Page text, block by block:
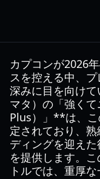
カプコンが2026
スを控える中、
深みに目を向け
マタ）の「強く
Plus）」**は、
定されており、
ディングを迎え
を提供します。
トルでは、重厚